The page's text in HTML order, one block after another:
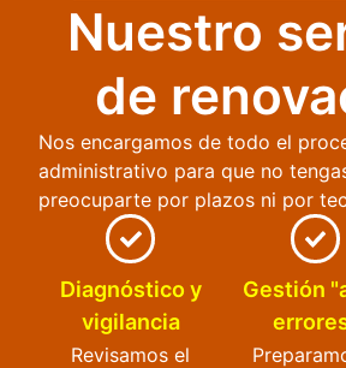
Nuestro
de
Nos encargamos de todo el
administrativo para que no
preocuparte por plazos ni por
Diagnóstico y
vigilancia
Revisamos el
Gestión